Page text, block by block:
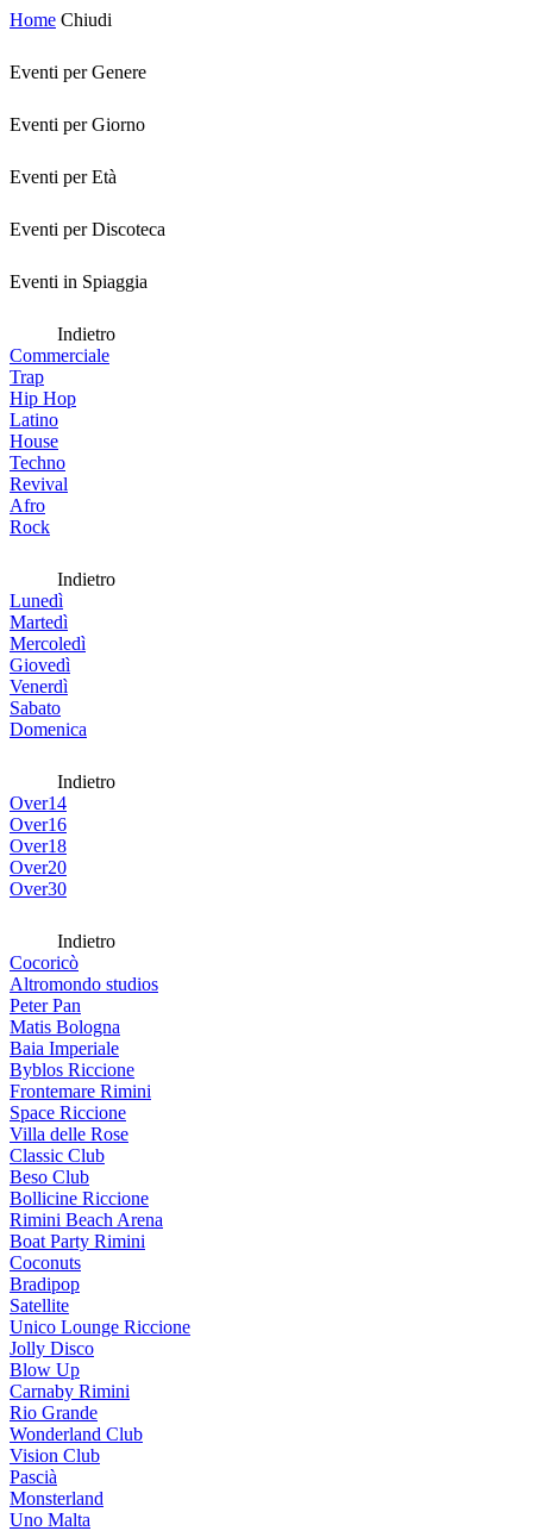
Home Chiudi
Eventi per Genere
Eventi per Giorno
Eventi per Età
Eventi per Discoteca
Eventi in Spiaggia
Indietro
Commerciale
Trap
Hip Hop
Latino
House
Techno
Revival
Afro
Rock
Indietro
Lunedì
Martedì
Mercoledì
Giovedì
Venerdì
Sabato
Domenica
Indietro
Over14
Over16
Over18
Over20
Over30
Indietro
Cocoricò
Altromondo studios
Peter Pan
Matis Bologna
Baia Imperiale
Byblos Riccione
Frontemare Rimini
Space Riccione
Villa delle Rose
Classic Club
Beso Club
Bollicine Riccione
Rimini Beach Arena
Boat Party Rimini
Coconuts
Bradipop
Satellite
Unico Lounge Riccione
Jolly Disco
Blow Up
Carnaby Rimini
Rio Grande
Wonderland Club
Vision Club
Pascià
Monsterland
Uno Malta